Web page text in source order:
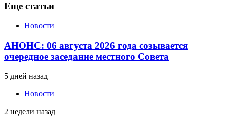
Еще статьи
Новости
АНОНС: 06 августа 2026 года созывается
очередное заседание местного Совета
5 дней назад
Новости
2 недели назад